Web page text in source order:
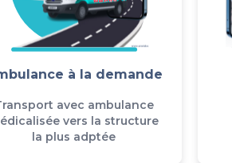
à la demande
avec ambulance
vers la structure
la plus adptée